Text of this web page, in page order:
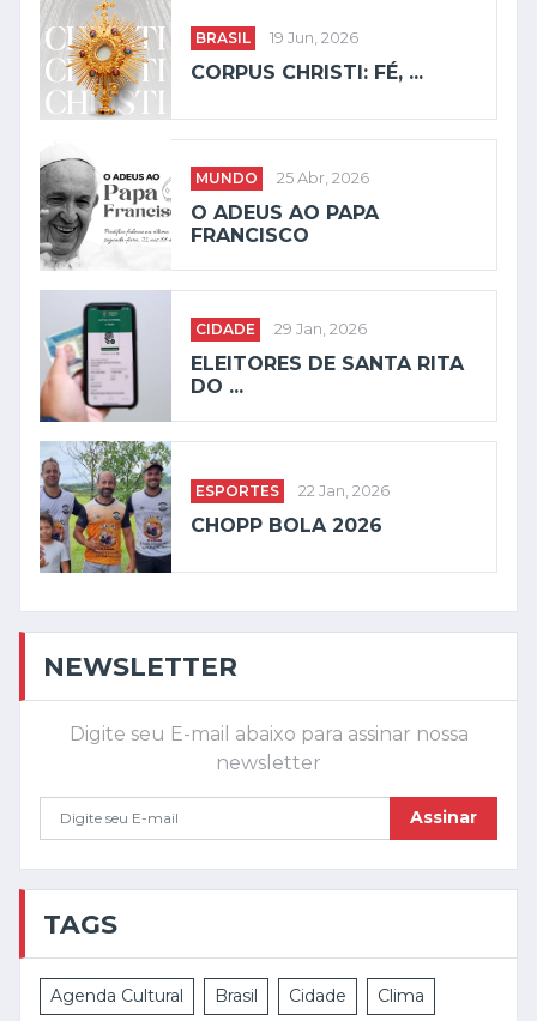
BRASIL 19 Jun, 2026
CORPUS CHRISTI: FÉ, ...
MUNDO 25 Abr, 2026
O ADEUS AO PAPA
FRANCISCO
CIDADE 29 Jan, 2026
ELEITORES DE SANTA RITA
DO ...
ESPORTES 22 Jan, 2026
CHOPP BOLA 2026
NEWSLETTER
Digite seu E-mail abaixo para assinar nossa
newsletter
Assinar
TAGS
Agenda Cultural Brasil Cidade Clima